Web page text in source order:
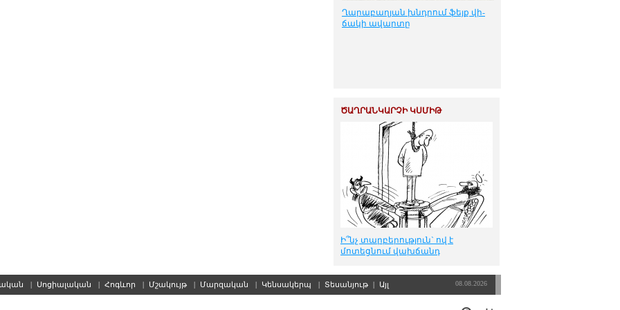
Ղա­րա­բա­ղ­յան խնդ­րում ֆեյք վի­
ճա­կի ա­վար­տը
ԾԱՂՐԱՆԿԱՐՉԻ ԿՍՄԻԹ
Ի՞նչ տարբերություն` ով է
մոտեցնում վախճանդ
| Սոցիալական | Հոգևոր | Մշակույթ | Մարզական | Կենսակերպ | Տեսանյութ | Այլ 08.08.2026